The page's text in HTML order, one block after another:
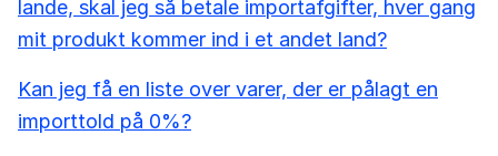
lande, skal jeg så betale importafgifter, hver gang
mit produkt kommer ind i et andet land?
Kan jeg få en liste over varer, der er pålagt en
importtold på 0%?